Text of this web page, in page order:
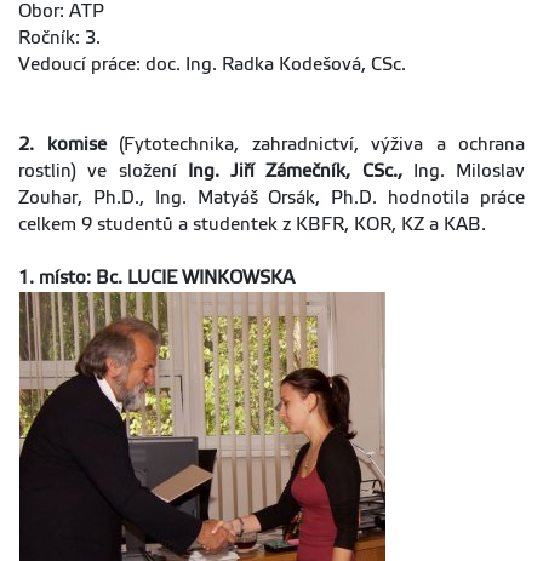
Obor: ATP
Ročník: 3.
Vedoucí práce: doc. Ing. Radka Kodešová, CSc.
2. komise(Fytotechnika, zahradnictví, výživa a ochrana
rostlin) ve složení
Ing. Jiří Zámečník, CSc.,
Ing. Miloslav
Zouhar, Ph.D., Ing. Matyáš Orsák, Ph.D. hodnotila práce
celkem 9 studentů a studentek z KBFR, KOR, KZ a KAB.
1. místo: Bc. LUCIE WINKOWSKA